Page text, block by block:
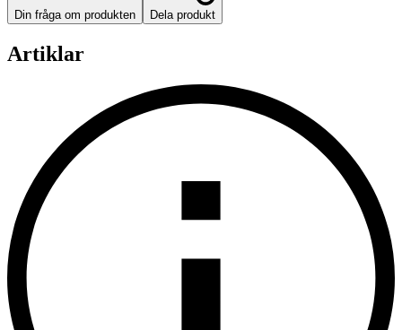
Din fråga om produkten Dela produkt
Artiklar